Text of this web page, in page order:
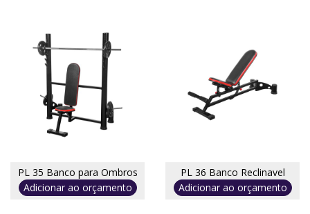
PL 35 Banco para Ombros
Adicionar ao orçamento
PL 36 Banco Reclinavel
Adicionar ao orçamento